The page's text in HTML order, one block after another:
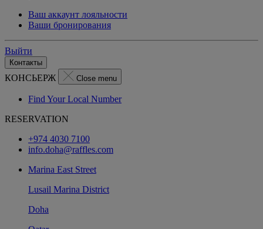
Ваш аккаунт лояльности
Ваши бронирования
Выйти
Контакты
КОНСЬЕРЖ Close menu
Find Your Local Number
RESERVATION
+974 4030 7100
info.doha@raffles.com
Marina East Street
Lusail Marina District
Doha